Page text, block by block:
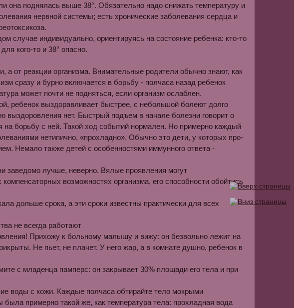
она поднялась выше 38°. Обязательно надо сни­жать температуру и
нервной системы; есть хронические заболевания сердца и
случае индивидуально, ориентируясь на состояние ребенка: кто-то
кого-то и 38° опасно.
а от реакции организма. Вни­мательные родители обычно знают, как
сразу и бурно включается в борьбу - полчаса назад ребенок
может почти не подняться, если организм ослаблен.
ребенок выздоравливает быстрее, с небольшой болеют долго
нет. Быстрый подъем в начале болезни говорит о
борьбу с ней. Такой ход событий нормален. Но пример­но каждый
нетипично, «прохладно». Обычно это дети, у которых про­
Немало также детей с особенностями иммунного ответа -
заведомо лучше, неверно. Вялые проявления могут
возможностях организма, его спо­собности обойтись
дольше срока, а эти сроки известны практически для всех
не всегда работают
Прихожу к больному малышу и вижу: он безвольно лежит на
Не пьет, не плачет. У него жар, а в комнате душ­но, ребенок в
с младенца памперс: он закрывает 30% площади его тела и при
воды с кожи. Каждые полчаса обтирайте тело мокрыми
примерно такой же, как температура тела: прохладная вода